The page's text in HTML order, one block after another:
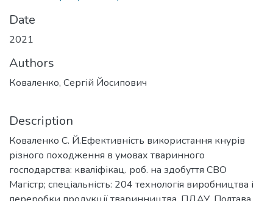
Date
2021
Authors
Коваленко, Сергій Йосипович
Description
Коваленко С. Й.Ефективність використання кнурів
різного походження в умовах тваринного
господарства: кваліфікац. роб. на здобуття СВО
Магістр; спеціальність: 204 технологія виробництва і